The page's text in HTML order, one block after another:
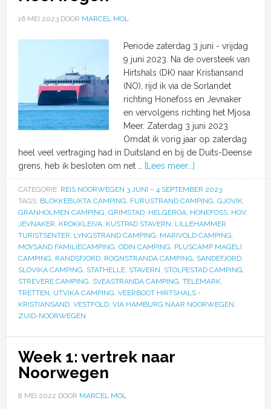
16 MEI 2023DOOR MARCEL MOL
Periode zaterdag 3 juni - vrijdag
9 juni 2023. Na de oversteek van
Hirtshals (DK) naar Kristiansand
(NO), rijd ik via de Sorlandet
richting Honefoss en Jevnaker
en vervolgens richting het Mjosa
Meer. Zaterdag 3 juni 2023
Omdat ik vorig jaar op zaterdag
heel veel vertraging had in Duitsland en bij de Duits-Deense
grens, heb ik besloten om net …
[Lees meer...]
CATEGORIE: REIS NOORWEGEN 3 JUNI – 4 SEPTEMBER 2023
TAGS: BLOKKEBUKTA CAMPING, FURUSTRAND CAMPING, GJOVIK,
GRANHOLMEN CAMPING, GRIMSTAD, HELGEROA, HONEFOSS, HOV,
JEVNAKER, KROKKLEIVA, KUSTPAD STAVERN, LILLEHAMMER
TURISTSENTER, LYNGSTRAND CAMPING, MARIVOLD CAMPING,
MOYSAND FAMILIECAMPING, ODIN CAMPING, PLUSCAMP MAGELI
CAMPING, RANDSFJORD, ROGNSTRANDA CAMPING, SANDEFJORD,
SLOVIKA CAMPING, STATHELLE, STAVERN, STOLPESTAD CAMPING,
STREVERE CAMPING, SVEASTRANDA CAMPING, TELEMARK,
TRETTEN, UTVIKA CAMPING, VEERBOOT HIRTSHALS -
KRISTIANSAND, VESTFOLD, VIA HAMBURG NAAR NOORWEGEN,
ZUID-NOORWEGEN
Week 1: vertrek naar
Noorwegen
8 MEI 2022 DOOR MARCEL MOL